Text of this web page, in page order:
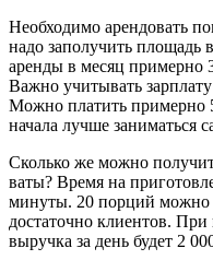
Необходимо арендовать
надо заполучить площадь
аренды в месяц примерно
Важно учитывать
Можно платить примерно
начала лучше заниматься
Сколько же можно
ваты? Время на
минуты. 20 порций можно
достаточно клиентов.
выручка за день будет 2